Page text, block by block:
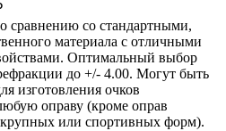
сравнению со стандартными,
материала с отличными
Оптимальный выбор
до +/- 4.00. Могут быть
изготовления очков
оправу (кроме оправ
или спортивных форм).